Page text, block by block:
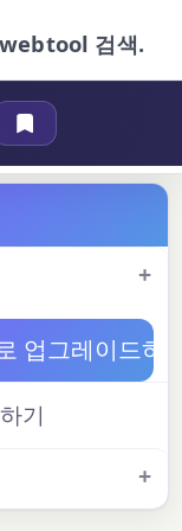
검색.
업그레이드하
기